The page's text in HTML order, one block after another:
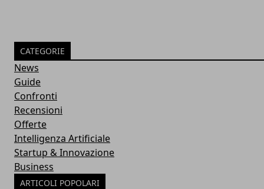
CATEGORIE
News
Guide
Confronti
Recensioni
Offerte
Intelligenza Artificiale
Startup & Innovazione
Business
ARTICOLI POPOLARI